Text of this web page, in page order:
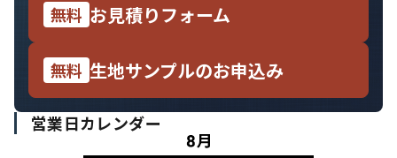
特定商取引に基づく表記
無料 お見積りフォーム
無料 生地サンプルのお申込み
営業日カレンダー